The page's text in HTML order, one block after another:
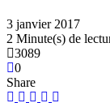
3 janvier 2017
2 Minute(s) de
3089
0
Share